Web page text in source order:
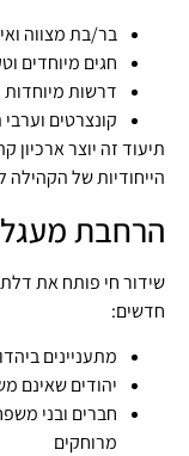
בר/בת מצווה
חגים מיוחדים
דרשות מיוחדות
קונצרטים
תיעוד זה יוצר
הייחודיות של הקהילה
הרחבת
שידור חי פותח את
חדשים:
מתעניינים
יהודים שאינם
חברים ובני
מרוחקים